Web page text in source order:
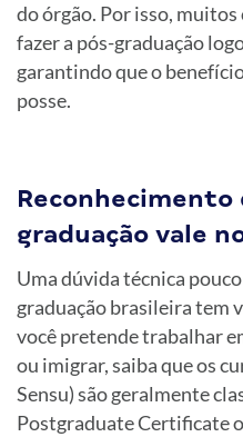
do órgão. Por isso,
fazer a pós-graduação
garantindo que o
posse.
Reconhecimento
graduação vale
Uma dúvida técnica
graduação brasileira tem
você pretende trabalhar
ou imigrar, saiba que os
Sensu) são geralmente
Postgraduate Certificate